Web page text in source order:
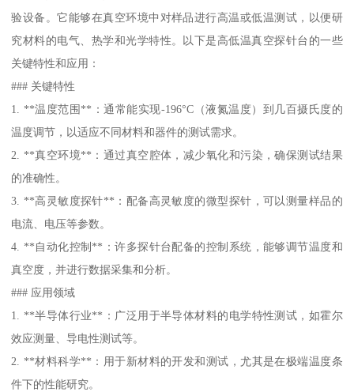
验设备。它能够在真空环境中对样品进行高温或低温测试，以便研
究材料的电气、热学和光学特性。以下是高低温真空探针台的一些
关键特性和应用：
### 关键特性
1. **温度范围**：通常能实现-196°C（液氮温度）到几百摄氏度的
温度调节，以适应不同材料和器件的测试需求。
2. **真空环境**：通过真空腔体，减少氧化和污染，确保测试结果
的准确性。
3. **高灵敏度探针**：配备高灵敏度的微型探针，可以测量样品的
电流、电压等参数。
4. **自动化控制**：许多探针台配备的控制系统，能够调节温度和
真空度，并进行数据采集和分析。
### 应用领域
1. **半导体行业**：广泛用于半导体材料的电学特性测试，如霍尔
效应测量、导电性测试等。
2. **材料科学**：用于新材料的开发和测试，尤其是在极端温度条
件下的性能研究。